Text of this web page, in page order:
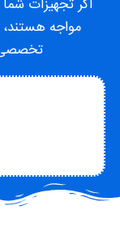
اگر تجهیزات
مواجه هستند،
تخصصی